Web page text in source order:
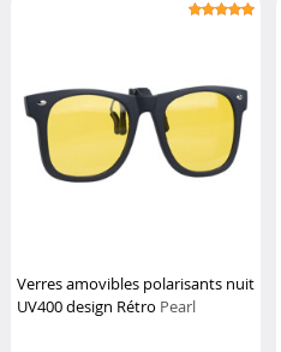
Verres amovibles polarisants nuit
UV400 design Rétro Pearl